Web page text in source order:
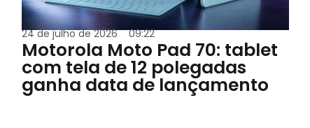
24 de julho de 2026 09:22
Motorola Moto Pad 70: tablet
com tela de 12 polegadas
ganha data de lançamento